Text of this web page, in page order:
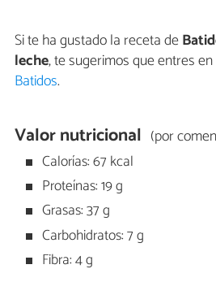
Si te ha gustado la receta de
leche, te sugerimos que entres
Batidos.
Valor nutricional (por
Calorías: 67 kcal
Proteínas: 19 g
Grasas: 37 g
Carbohidratos: 7 g
Fibra: 4 g